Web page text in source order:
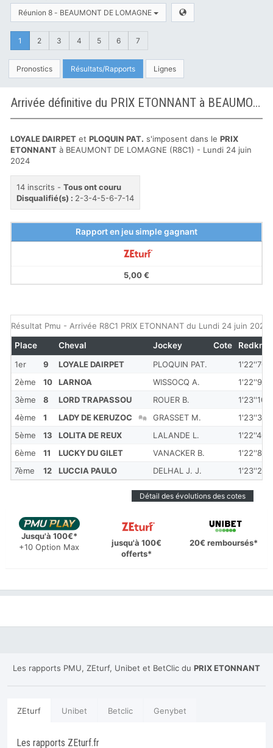
Réunion 8 - BEAUMONT DE LOMAGNE
1 2 3 4 5 6 7
Pronostics Résultats/Rapports Lignes
Arrivée définitive du PRIX ETONNANT à BEAUMONT DE LOMAGNE
LOYALE DAIRPET et PLOQUIN PAT. s'imposent dans le PRIX
ETONNANT à BEAUMONT DE LOMAGNE (R8C1) - Lundi 24 juin
2024
14 inscrits - Tous ont couru
Disqualifié(s) : 2-3-4-5-6-7-14
Rapport en jeu simple gagnant
5,00 €
Résultat Pmu - Arrivée R8C1 PRIX ETONNANT du Lundi 24 juin 2024
1er 9 LOYALE DAIRPET PLOQUIN PAT.
1'22''700
2ème
10 LARNOA WISSOCQ A.
1'22''900
3ème
8 LORD TRAPASSOU ROUER B.
1'23''100
4ème
1 LADY DE KERUZOC GRASSET M.
1'23''300
5ème
13 LOLITA DE REUX LALANDE L.
1'22''400
6ème
11 LUCKY DU GILET VANACKER B.
1'22''800
7ème
12 LUCCIA PAULO DELHAL J. J. 1'23''200
Place Cheval Jockey Cote Redkm
Détail des évolutions des cotes
Jusqu'à 100€*
+10 Option Max
jusqu'à 100€
offerts*
20€ remboursés*
Les rapports PMU, ZEturf, Unibet et BetClic du PRIX ETONNANT
ZEturf Unibet Betclic Genybet
Les rapports ZEturf.fr